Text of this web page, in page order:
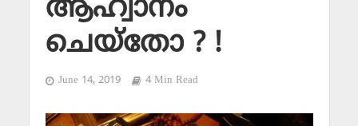
ആഹ്വാനം
ചെയ്തോ ? !
June 14, 2019 4 Min Read